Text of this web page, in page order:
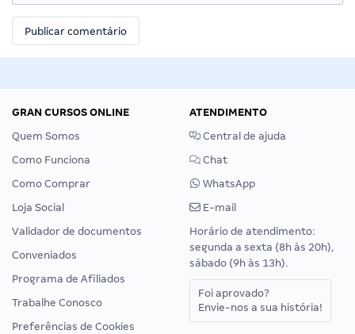
GRAN CURSOS ONLINE
Quem Somos
Como Funciona
Como Comprar
Loja Social
Validador de documentos
Conveniados
Programa de Afiliados
Trabalhe Conosco
Preferências de Cookies
ATENDIMENTO
Central de ajuda
Chat
WhatsApp
E-mail
Horário de atendimento:
segunda a sexta (8h às 20h),
sábado (9h às 13h).
Foi aprovado?
Envie-nos a sua história!